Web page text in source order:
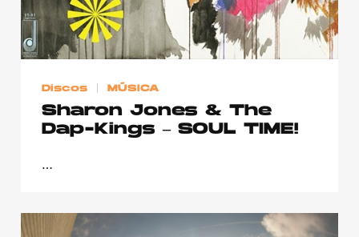
Discos MÚSICA
Sharon Jones & The
Dap-Kings – SOUL TIME!
…